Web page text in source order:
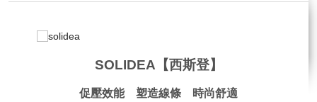
SOLIDEA【西斯登】
促壓效能 塑造線條 時尚舒適